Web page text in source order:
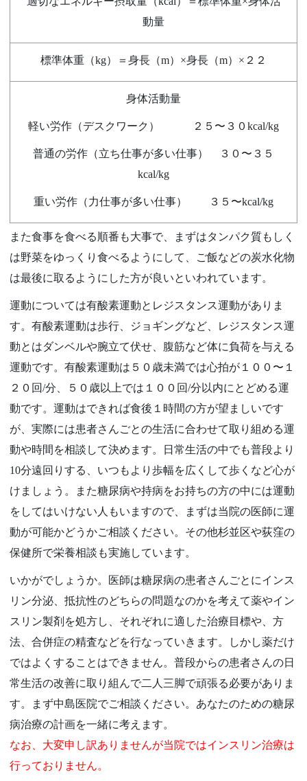
動量
標準体重（kg）＝身長（m） ×身長（m）×２２
身体活動量
軽い労作（デスクワーク） ２５〜３０kcal/kg
普通の労作（立ち仕事が多い仕事） ３０〜３５
kcal/kg
重い労作（力仕事が多い仕事） ３５〜kcal/kg
また食事を食べる順番も大事で、まずはタンパク質もしく
は野菜をゆっくり食べるようにして、ご飯などの炭水化物
は最後に取るようにした方が良いといわれています。
運動については有酸素運動とレジスタンス運動がありま
す。有酸素運動は歩行、ジョギングなど、レジスタンス運
動とはダンベルや腕立て伏せ、腹筋など体に負荷を与える
運動です。有酸素運動は５０歳未満では心拍が１００〜１
２０回/分、５０歳以上では１００回/分以内にとどめる運
動です。運動はできれば食後１時間の方が望ましいです
が、実際には患者さんごとの生活に合わせて取り組める運
動や時間を相談して決めます。日常生活の中でも普段より
10分遠回りする、いつもより歩幅を広くして歩くなど心が
けましょう。また糖尿病や持病をお持ちの方の中には運動
をしてはいけない人もいますので、まずは当院の医師に運
動が可能かどうかご相談ください。その他杉並区や荻窪の
保健所で栄養相談も実施しています。
いかがでしょうか。医師は糖尿病の患者さんごとにインス
リン分泌、抵抗性のどちらの問題なのかを考えて薬やイン
スリン製剤を処方し、それぞれに適した治療目標や、方
法、合併症の精査などを行なっていきます。しかし薬だけ
ではよくすることはできません。普段からの患者さんの日
常生活の改善に取り組んで二人三脚で頑張る必要がありま
す。まず中島医院でご相談ください。あなたのための糖尿
病治療の計画を一緒に考えます。
なお、大変申し訳ありませんが当院ではインスリン治療は
行ってお りません。